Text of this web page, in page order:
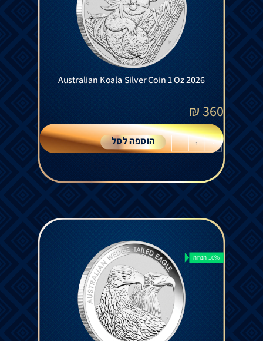
Australian Koala Silver Coin 1 Oz 2026
360
₪
-
+ הוספה לסל
10% הנחה